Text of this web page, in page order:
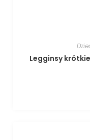
Legginsy